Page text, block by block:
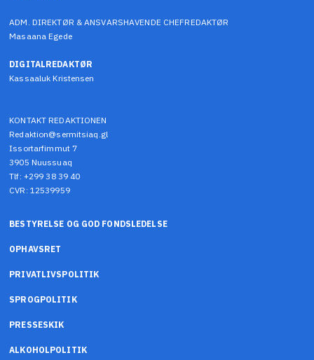
ADM. DIREKTØR & ANSVARSHAVENDE CHEFREDAKTØR
Masaana Egede
DIGITALREDAKTØR
Kassaaluk Kristensen
KONTAKT REDAKTIONEN
Redaktion@sermitsiaq.gl
Issortarfimmut 7
3905 Nuussuaq
Tlf: +299 38 39 40
CVR: 12539959
BESTYRELSE OG GOD FONDSLEDELSE
OPHAVSRET
PRIVATLIVSPOLITIK
SPROGPOLITIK
PRESSESKIK
ALKOHOLPOLITIK